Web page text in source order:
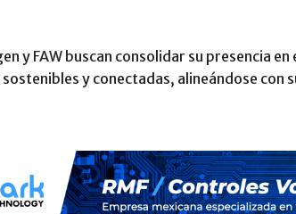
y FAW buscan consolidar su presencia
y conectadas, alineándose con